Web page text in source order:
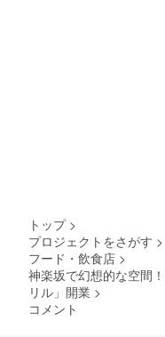
トップ >
プロジェクトをさがす >
フード・飲食店 >
神楽坂で幻想的な空間
リル」開業 >
コメント